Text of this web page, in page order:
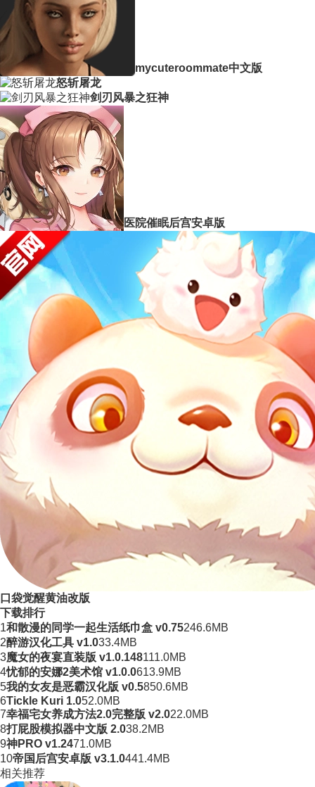
mycuteroommate中文版
怒斩屠龙
剑刃风暴之狂神
医院催眠后宫安卓版
口袋觉醒黄油改版
下载排行
1和散漫的同学一起生活纸巾盒 v0.75246.6MB
2醉游汉化工具 v1.033.4MB
3魔女的夜宴直装版 v1.0.148111.0MB
4忧郁的安娜2美术馆 v1.0.0613.9MB
5我的女友是恶霸汉化版 v0.5850.6MB
6Tickle Kuri 1.052.0MB
7幸福宅女养成方法2.0完整版 v2.022.0MB
8打屁股模拟器中文版 2.038.2MB
9神PRO v1.2471.0MB
10帝国后宫安卓版 v3.1.0441.4MB
相关推荐